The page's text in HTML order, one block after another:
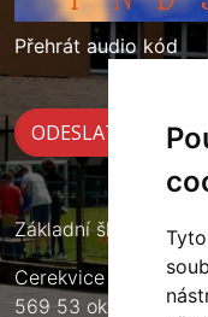
Přehrát audio kód
Základní škola
Cerekvice nad
569 53 okres Svitavy